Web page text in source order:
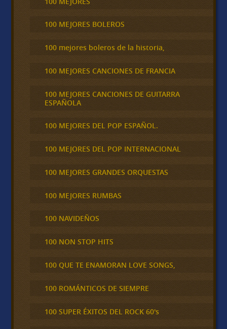
100 MEJORES BOLEROS
100 mejores boleros de la historia,
100 MEJORES CANCIONES DE FRANCIA
100 MEJORES CANCIONES DE GUITARRA
ESPAÑOLA
100 MEJORES DEL POP ESPAÑOL.
100 MEJORES DEL POP INTERNACIONAL
100 MEJORES GRANDES ORQUESTAS
100 MEJORES RUMBAS
100 NAVIDEÑOS
100 NON STOP HITS
100 QUE TE ENAMORAN LOVE SONGS,
100 ROMÁNTICOS DE SIEMPRE
100 SUPER ÉXITOS DEL ROCK 60's